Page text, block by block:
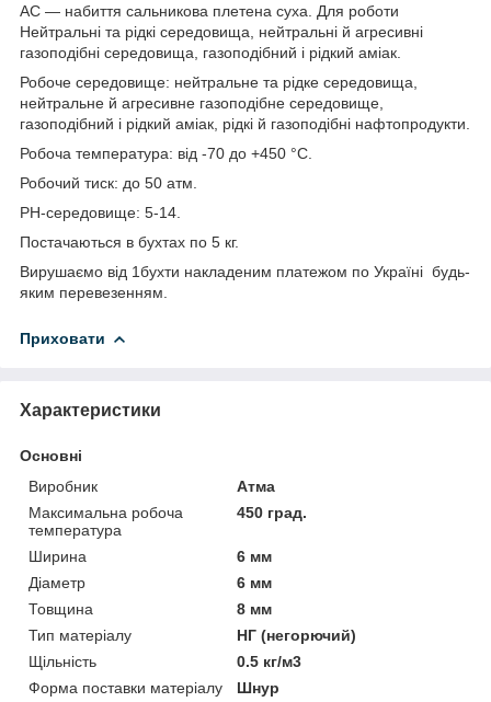
АС — набиття сальникова плетена суха. Для роботи
Нейтральні та рідкі середовища, нейтральні й агресивні
газоподібні середовища, газоподібний і рідкий аміак.
Робоче середовище: нейтральне та рідке середовища,
нейтральне й агресивне газоподібне середовище,
газоподібний і рідкий аміак, рідкі й газоподібні нафтопродукти.
Робоча температура: від -70 до +450 °C.
Робочий тиск: до 50 атм.
РН-середовище: 5-14.
Постачаються в бухтах по 5 кг.
Вирушаємо від 1бухти накладеним платежом по Україні будь-
яким перевезенням.
Приховати
Характеристики
Основні
Виробник
Атма
Максимальна робоча
температура
450 град.
Ширина
6 мм
Діаметр
6 мм
Товщина
8 мм
Тип матеріалу
НГ (негорючий)
Щільність
0.5 кг/м3
Форма поставки матеріалу
Шнур